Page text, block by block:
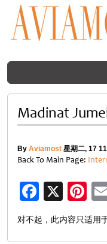
Madinat
By Aviamost 星期二, 17
Back To Main Page:
X
对不起，此内容只适用